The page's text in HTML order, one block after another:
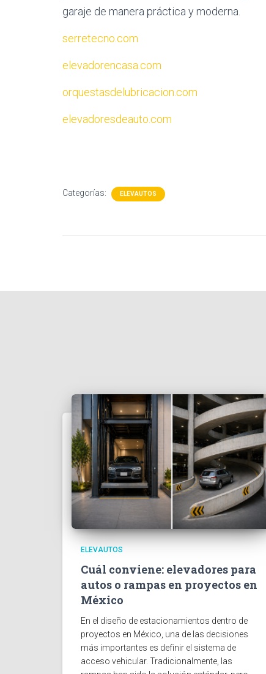
garaje de manera práctica y moderna.
serretecno.com
elevadorencasa.com
orquestasdelubricacion.com
elevadoresdeauto.com
Categorías: ELEVAUTOS
ELEVAUTOS
Cuál conviene: elevadores para
autos o rampas en proyectos en
México
En el diseño de estacionamientos dentro de
proyectos en México, una de las decisiones
más importantes es definir el sistema de
acceso vehicular. Tradicionalmente, las